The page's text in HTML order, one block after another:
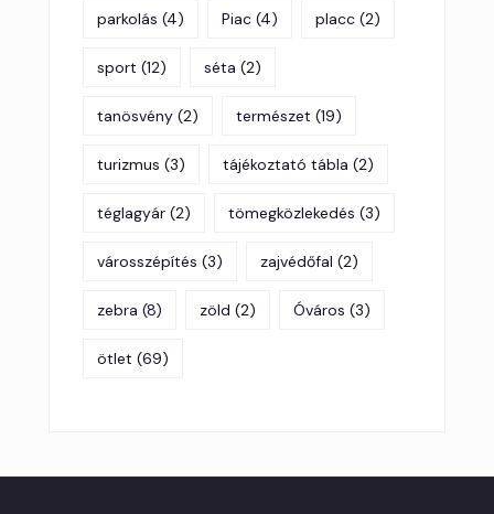
parkolás (4) Piac (4) placc (2)
sport (12) séta (2)
tanösvény (2) természet (19)
turizmus (3) tájékoztató tábla (2)
téglagyár (2) tömegközlekedés (3)
városszépítés (3) zajvédőfal (2)
zebra (8) zöld (2) Óváros (3)
ötlet (69)